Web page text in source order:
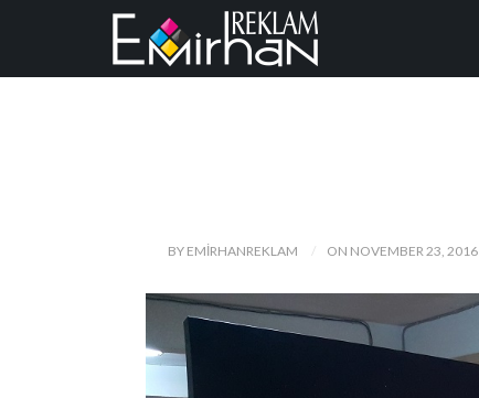
BY EMIRHANREKLAM ON NOVEMBER 23, 2016